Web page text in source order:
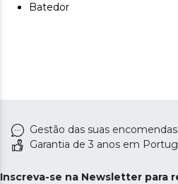
Batedor
Gestão das suas
Garantia de 3 anos em
Inscreva-se na Newsletter para